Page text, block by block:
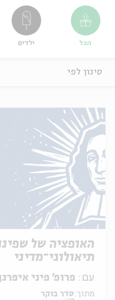
הכל ילדים
סינון לפי
האופציה של
תיאולוגי־מדיני
עם:
מתוך: סדר בוקר